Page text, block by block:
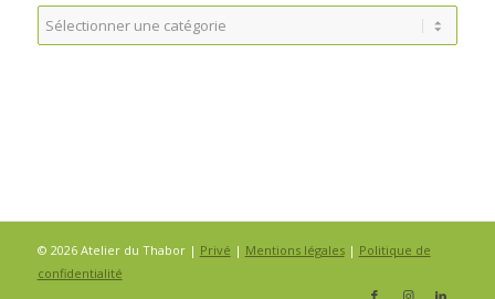
Archives
Newsletters
© 2026 Atelier du Thabor | Privé | Mentions légales| Politique de
confidentialité